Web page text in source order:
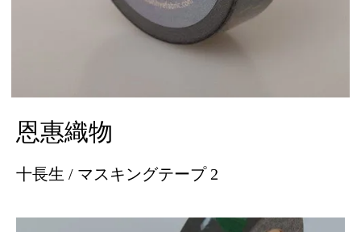
恩惠織物
十長生 / マスキングテープ 2